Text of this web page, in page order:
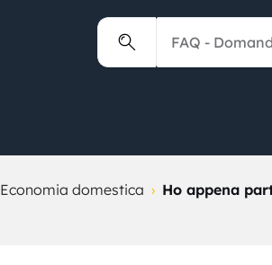
Economia domestica › Ho appena